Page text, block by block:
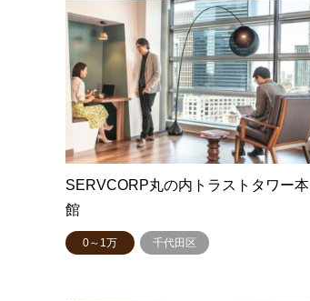
SERVCORP丸の内トラストタワー本
館
0～1万 千代田区